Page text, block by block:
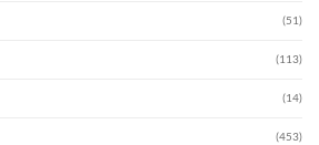
(51)
(113)
(14)
(453)